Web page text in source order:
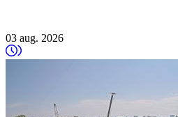
03 aug. 2026